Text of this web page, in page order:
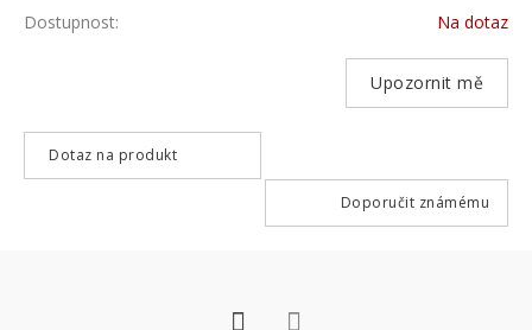
Dostupnost: Na dotaz
Upozornit mě
Dotaz na produkt
Doporučit známému